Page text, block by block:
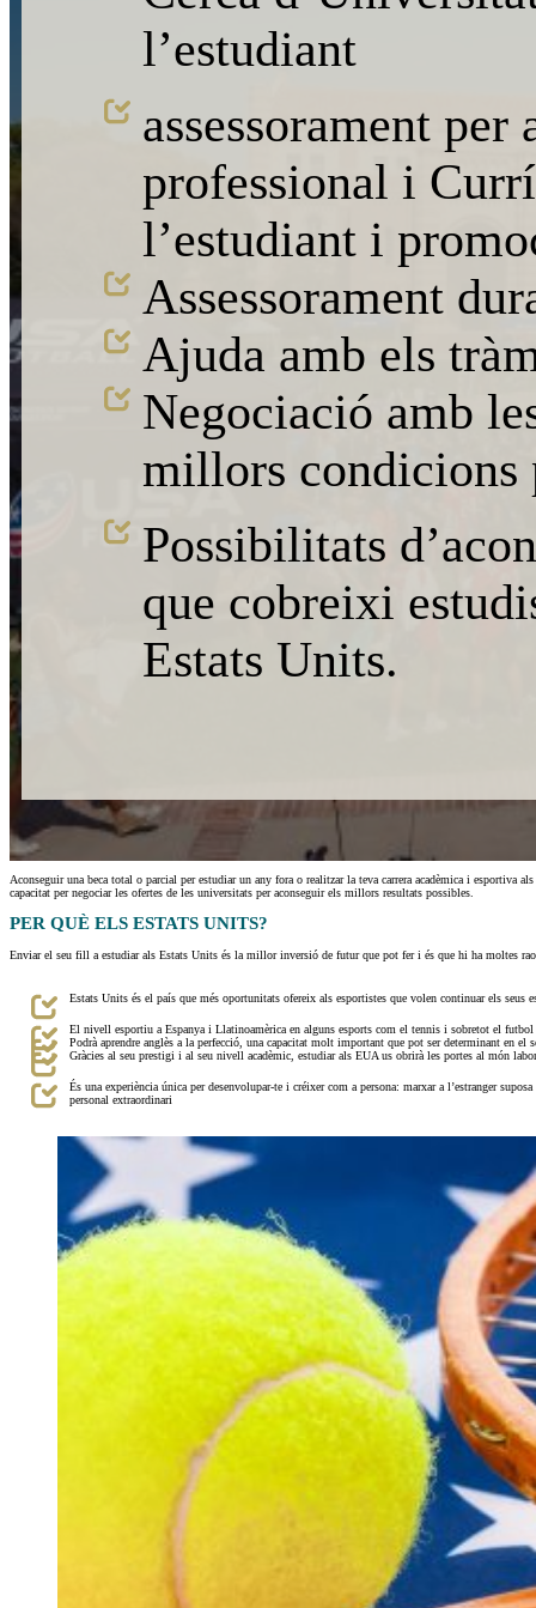
l’estudiant
assessorament
professional i
l’estudiant i
Assessorament
Ajuda amb els
Negociació amb
millors condicions
Possibilitats
que cobreixi
Estats Units.
Aconseguir una beca total o parcial per estudiar un any fora o realitzar la teva carrera acadèmica i esportiva
capacitat per negociar les ofertes de les universitats per aconseguir els millors resultats possibles.
PER QUÈ ELS ESTATS UNITS?
Enviar el seu fill a estudiar als Estats Units és la millor inversió de futur que pot fer i és que hi ha moltes
Estats Units és el país que més oportunitats ofereix als esportistes que volen continuar els seus
El nivell esportiu a Espanya i Llatinoamèrica en alguns esports com el tennis i sobretot el
Podrà aprendre anglès a la perfecció, una capacitat molt important que pot ser determinant en el
Gràcies al seu prestigi i al seu nivell acadèmic, estudiar als EUA us obrirà les portes al món
És una experiència única per desenvolupar-te i créixer com a persona: marxar a l’estranger
personal extraordinari